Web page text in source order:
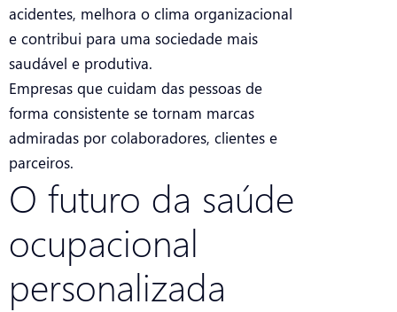
acidentes, melhora o clima organizacional
e contribui para uma sociedade mais
saudável e produtiva.
Empresas que cuidam das pessoas de
forma consistente se tornam marcas
admiradas por colaboradores, clientes e
parceiros.
O futuro da saúde
ocupacional
personalizada